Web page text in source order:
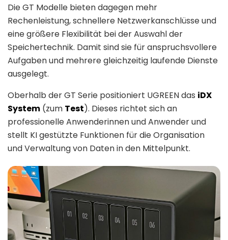
Die GT Modelle bieten dagegen mehr
Rechenleistung, schnellere Netzwerkanschlüsse und
eine größere Flexibilität bei der Auswahl der
Speichertechnik. Damit sind sie für anspruchsvollere
Aufgaben und mehrere gleichzeitig laufende Dienste
ausgelegt.
Oberhalb der GT Serie positioniert UGREEN das iDX
System (zum Test). Dieses richtet sich an
professionelle Anwenderinnen und Anwender und
stellt KI gestützte Funktionen für die Organisation
und Verwaltung von Daten in den Mittelpunkt.